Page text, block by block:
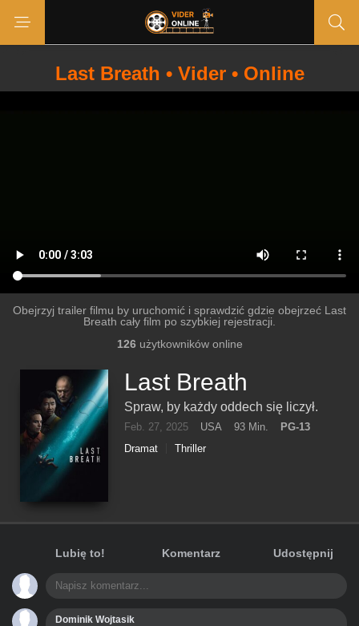
Last Breath • Vider • Online
Obejrzyj trailer filmu by uruchomić i sprawdzić gdzie obejrzeć Last
Breath cały film po szybkiej rejestracji.
126użytkowników online
Last Breath
Spraw, by każdy oddech się liczył.
Feb. 27, 2025 USA 93 Min.
PG-13
Dramat
Thriller
Lubię to! Komentarz Udostępnij
Dominik Wojtasik